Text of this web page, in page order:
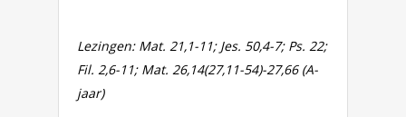
Lezingen: Mat. 21,1-11; Jes. 50,4-7; Ps. 22;
Fil. 2,6-11; Mat. 26,14(27,11-54)-27,66 (A-
jaar)